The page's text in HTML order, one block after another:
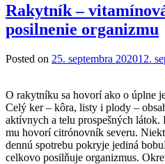
Rakytník –
posilnenie organizmu
Posted on 25. septembra 202012.
O rakytníku sa hovorí ako o úplne
Celý ker – kôra, listy i plody –
aktívnych a telu prospešných látok.
mu hovorí citrónovník severu.
dennú spotrebu pokryje jediná
celkovo posilňuje organizmus.